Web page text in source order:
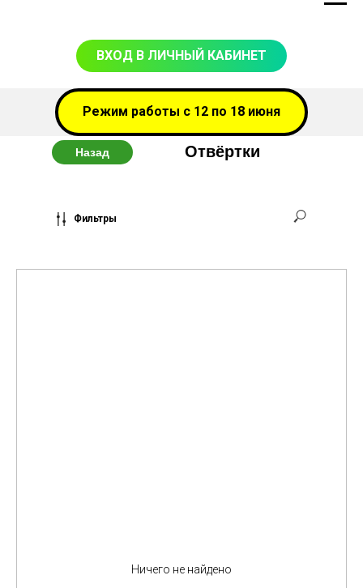
ВХОД В ЛИЧНЫЙ КАБИНЕТ
Режим работы с 12 по 18 июня
Отвёртки
Назад
Фильтры
Ничего не найдено